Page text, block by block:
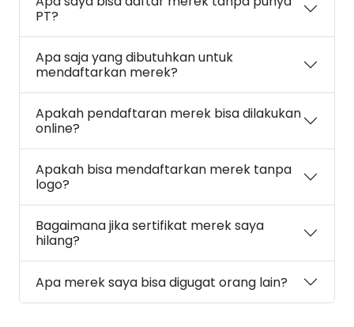
PT?
Apa saja yang dibutuhkan untuk
mendaftarkan merek?
Apakah pendaftaran merek bisa dilakukan
online?
Apakah bisa mendaftarkan merek tanpa
logo?
Bagaimana jika sertifikat merek saya
hilang?
Apa merek saya bisa digugat orang lain?